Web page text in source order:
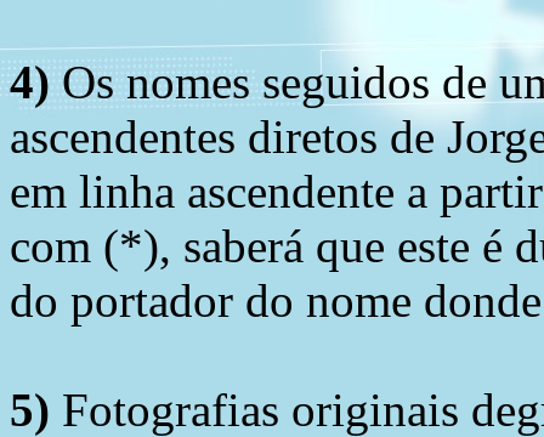
4) Os nomes seguidos de
ascendentes diretos de
em linha ascendente a
com (*), saberá que este é
do portador do nome
5) Fotografias originais